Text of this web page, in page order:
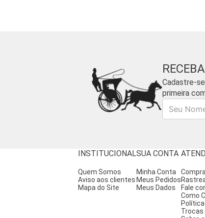
Cadastre-
primeira
Nome
INSTITUCIONAL
Quem Somos
Aviso aos clientes
Mapa do Site
SUA CONTA
Minha Conta
Meus Pedidos
Meus Dados
Fale
Como
Trocas